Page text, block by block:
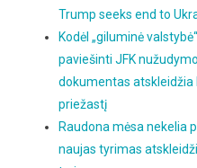
Trump seeks end to
Kodėl „giluminė
paviešinti JFK
dokumentas atskleidžia
priežastį
Raudona mėsa nekelia
naujas tyrimas